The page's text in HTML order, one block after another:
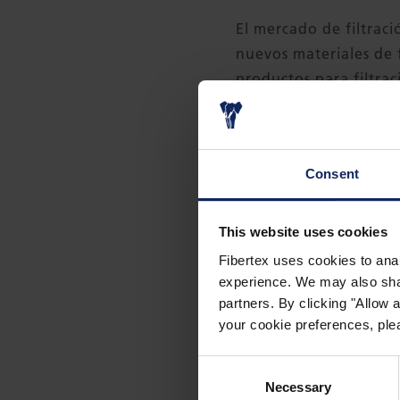
Consent
This website uses cookies
Fibertex uses cookies to
experience. We may also
partners. By clicking "Allow
your cookie preferences,
Necessary
El mercado de
nuevos materiales
productos para
las pequeñas
de filtración. Entre
incluyen la filtración
nanoproductos
habituales tienen un
«Vemos un gran
los principales
tenemos las
totalmente
desde el punto de